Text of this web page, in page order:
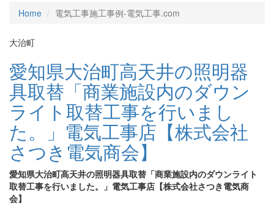
Home 電気工事施工事例‐電気工事.com
大治町
愛知県大治町高天井の照明器
具取替「商業施設内のダウン
ライト取替工事を行いまし
た。」電気工事店【株式会社
さつき電気商会】
愛知県大治町高天井の照明器具取替「商業施設内のダウンライト
取替工事を行いました。」電気工事店【株式会社さつき電気商
会】